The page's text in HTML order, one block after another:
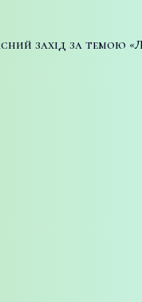
захід за темою